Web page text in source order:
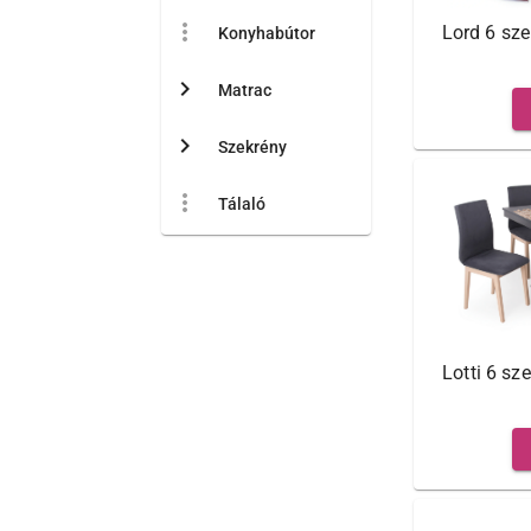
more_vert Konyhabútor
chevron_right Matrac
chevron_right Szekrény
more_vert Tálaló
Lord 6
Lotti 6